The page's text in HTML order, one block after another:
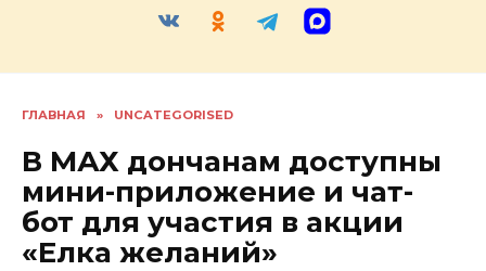
ГЛАВНАЯ » UNCATEGORISED
В МАХ дончанам доступны
мини-приложение и чат-
бот для участия в акции
«Елка желаний»